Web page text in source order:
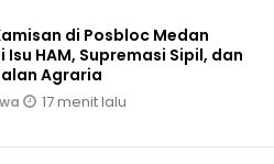
di Posbloc Medan
Isu HAM, Supremasi Sipil, dan
Agraria
17 menit lalu